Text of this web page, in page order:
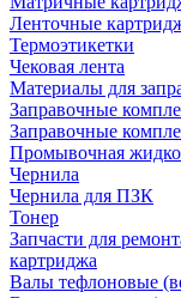
Ленточные
Термоэтикетки
Чековая лента
Материалы для
Заправочные
Заправочные
Промывочная
Чернила
Чернила для ПЗК
Тонер
Запчасти для
картриджа
Валы тефлоновые